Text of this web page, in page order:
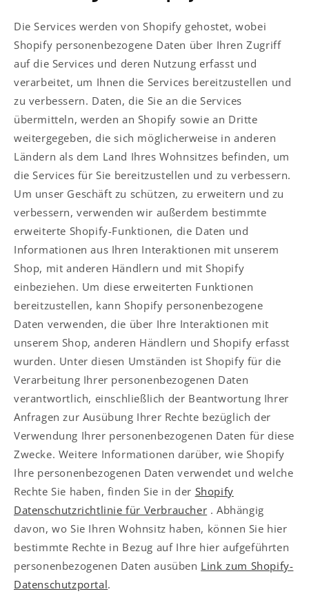
Die Services werden von Shopify gehostet, wobei
Shopify personenbezogene Daten über Ihren Zugriff
auf die Services und deren Nutzung erfasst und
verarbeitet, um Ihnen die Services bereitzustellen und
zu verbessern. Daten, die Sie an die Services
übermitteln, werden an Shopify sowie an Dritte
weitergegeben, die sich möglicherweise in anderen
Ländern als dem Land Ihres Wohnsitzes befinden, um
die Services für Sie bereitzustellen und zu verbessern.
Um unser Geschäft zu schützen, zu erweitern und zu
verbessern, verwenden wir außerdem bestimmte
erweiterte Shopify-Funktionen, die Daten und
Informationen aus Ihren Interaktionen mit unserem
Shop, mit anderen Händlern und mit Shopify
einbeziehen. Um diese erweiterten Funktionen
bereitzustellen, kann Shopify personenbezogene
Daten verwenden, die über Ihre Interaktionen mit
unserem Shop, anderen Händlern und Shopify erfasst
wurden. Unter diesen Umständen ist Shopify für die
Verarbeitung Ihrer personenbezogenen Daten
verantwortlich, einschließlich der Beantwortung Ihrer
Anfragen zur Ausübung Ihrer Rechte bezüglich der
Verwendung Ihrer personenbezogenen Daten für diese
Zwecke. Weitere Informationen darüber, wie Shopify
Ihre personenbezogenen Daten verwendet und welche
Rechte Sie haben, finden Sie in der Shopify
Datenschutzrichtlinie für Verbraucher . Abhängig
davon, wo Sie Ihren Wohnsitz haben, können Sie hier
bestimmte Rechte in Bezug auf Ihre hier aufgeführten
personenbezogenen Daten ausüben Link zum Shopify-
Datenschutzportal.